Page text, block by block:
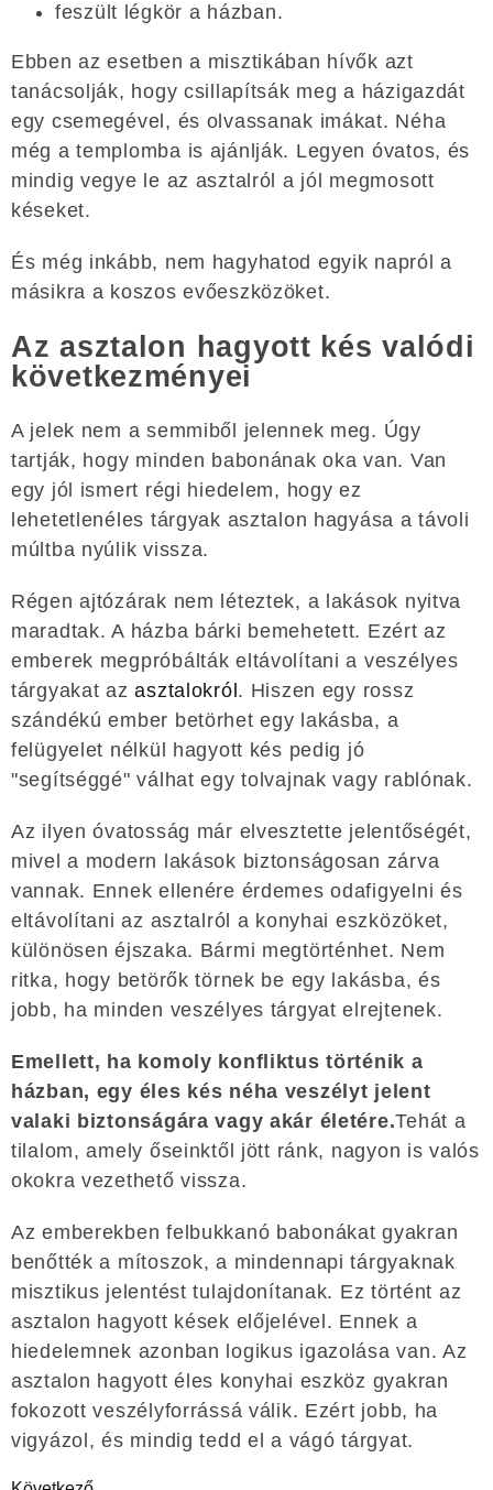
feszült légkör a házban.
Ebben az esetben a misztikában hívők azt
tanácsolják, hogy csillapítsák meg a házigazdát
egy csemegével, és olvassanak imákat. Néha
még a templomba is ajánlják. Legyen óvatos, és
mindig vegye le az asztalról a jól megmosott
késeket.
És még inkább, nem hagyhatod egyik napról a
másikra a koszos evőeszközöket.
Az asztalon hagyott kés valódi
következményei
A jelek nem a semmiből jelennek meg. Úgy
tartják, hogy minden babonának oka van. Van
egy jól ismert régi hiedelem, hogy ez
lehetetlenéles tárgyak asztalon hagyása a távoli
múltba nyúlik vissza.
Régen ajtózárak nem léteztek, a lakások nyitva
maradtak. A házba bárki bemehetett. Ezért az
emberek megpróbálták eltávolítani a veszélyes
tárgyakat azasztalokról . Hiszen egy rossz
szándékú ember betörhet egy lakásba, a
felügyelet nélkül hagyott kés pedig jó
"segítséggé" válhat egy tolvajnak vagy rablónak.
Az ilyen óvatosság már elvesztette jelentőségét,
mivel a modern lakások biztonságosan zárva
vannak. Ennek ellenére érdemes odafigyelni és
eltávolítani az asztalról a konyhai eszközöket,
különösen éjszaka. Bármi megtörténhet. Nem
ritka, hogy betörők törnek be egy lakásba, és
jobb, ha minden veszélyes tárgyat elrejtenek.
Emellett, ha komoly konfliktus történik a
házban, egy éles kés néha veszélyt jelent
valaki biztonságára vagy akár életére.Tehát a
tilalom, amely őseinktől jött ránk, nagyon is valós
okokra vezethető vissza.
Az emberekben felbukkanó babonákat gyakran
benőtték a mítoszok, a mindennapi tárgyaknak
misztikus jelentést tulajdonítanak. Ez történt az
asztalon hagyott kések előjelével. Ennek a
hiedelemnek azonban logikus igazolása van. Az
asztalon hagyott éles konyhai eszköz gyakran
fokozott veszélyforrássá válik. Ezért jobb, ha
vigyázol, és mindig tedd el a vágó tárgyat.